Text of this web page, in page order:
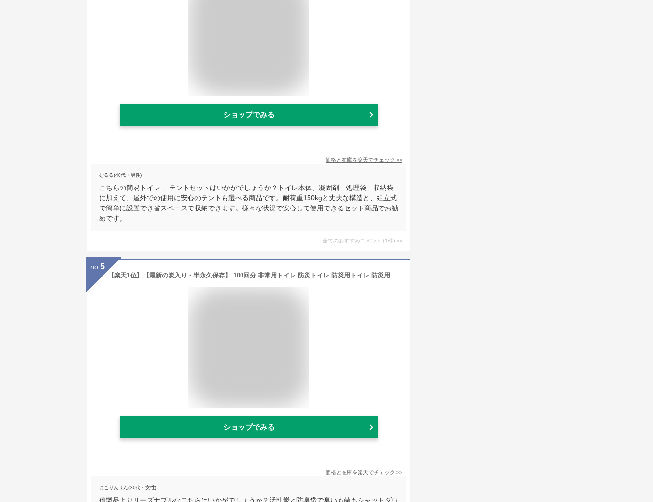
ショップでみる
価格と在庫を楽天でチェック >>
むるる(40代・男性)
こちらの簡易トイレ 、テントセットはいかがでしょうか？トイレ本体、凝固剤、処理袋、収納袋
に加えて、屋外での使用に安心のテントも選べる商品です。耐荷重150kgと丈夫な構造と、組立式
で簡単に設置でき省スペースで収納できます。様々な状況で安心して使用できるセット商品でお勧
めです。
全てのおすすめコメント (1件) >
no. 5
【楽天1位】【最新の炭入り・半永久保存】 100回分 非常用トイレ 防災トイレ 防災用トイレ 防災用品 防災セット 防災グッズ 災害用トイレ 災害トイレ 非常トイレ 簡易トイレ 携帯トイレ 非常用持ち出し袋 大便 小便 災害 備蓄 地震 震災 避難 凝固剤 保存食 非常食 防災食
ショップでみる
価格と在庫を楽天でチェック >>
にこりんりん(30代・女性)
他製品よりリーズナブルなこちらはいかがでしょうか？活性炭と防臭袋で臭いも菌もシャットダウ